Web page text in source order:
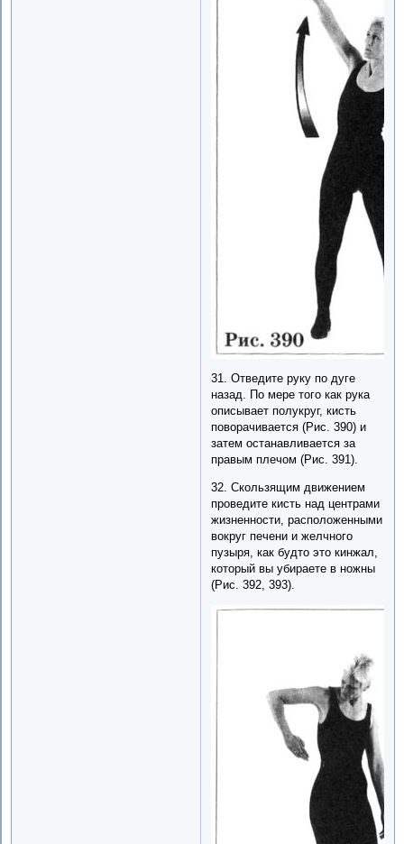
31. Отведите руку по дуге
назад. По мере того как рука
описывает полукруг, кисть
поворачивается (Рис. 390) и
затем останавливается за
правым плечом (Рис. 391).
32. Скользящим движением
проведите кисть над центрами
жизненности, расположенными
вокруг печени и желчного
пузыря, как будто это кинжал,
который вы убираете в ножны
(Рис. 392, 393).